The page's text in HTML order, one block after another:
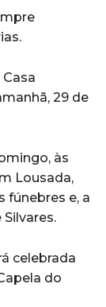
29 de
às
Lousada,
fúnebres e, a
celebrada
do